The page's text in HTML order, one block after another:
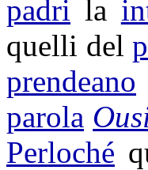
padri la
quelli del
prendeano
parola
Perloché